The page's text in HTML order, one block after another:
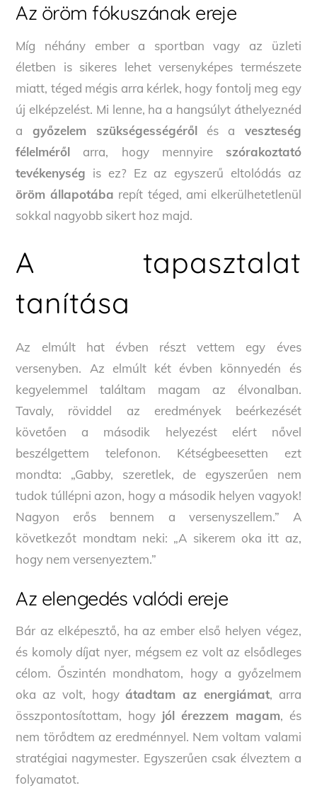
Az öröm fókuszának ereje
Míg néhány ember a sportban vagy az üzleti
életben is sikeres lehet versenyképes természete
miatt, téged mégis arra kérlek, hogy fontolj meg egy
új elképzelést. Mi lenne, ha a hangsúlyt áthelyeznéd
a győzelem szükségességérőlés a veszteség
félelméről arra, hogy mennyire szórakoztató
tevékenység is ez? Ez az egyszerű eltolódás az
öröm állapotába repít téged, ami elkerülhetetlenül
sokkal nagyobb sikert hoz majd.
A tapasztalat
tanítása
Az elmúlt hat évben részt vettem egy éves
versenyben. Az elmúlt két évben könnyedén és
kegyelemmel találtam magam az élvonalban.
Tavaly, röviddel az eredmények beérkezését
követően a második helyezést elért nővel
beszélgettem telefonon. Kétségbeesetten ezt
mondta: „Gabby, szeretlek, de egyszerűen nem
tudok túllépni azon, hogy a második helyen vagyok!
Nagyon erős bennem a versenyszellem.” A
következőt mondtam neki: „A sikerem oka itt az,
hogy nem versenyeztem.”
Az elengedés valódi ereje
Bár az elképesztő, ha az ember első helyen végez,
és komoly díjat nyer, mégsem ez volt az elsődleges
célom. Őszintén mondhatom, hogy a győzelmem
oka az volt, hogyátadtam az energiámat, arra
összpontosítottam, hogy jól érezzem magam, és
nem törődtem az eredménnyel. Nem voltam valami
stratégiai nagymester. Egyszerűen csak élveztem a
folyamatot.